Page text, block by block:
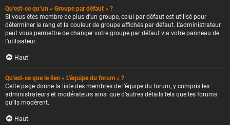
Qu’est-ce qu’un « Groupe par défaut » ?
Si vous êtes membre de plus d’un groupe, celui par défaut est utilisé pour
déterminer le rang et la couleur de groupe affichés par défaut. L’administrateur
peut vous permettre de changer votre groupe par défaut via votre panneau de
l’utilisateur.
Haut
Qu’est-ce que le lien « L’équipe du forum » ?
Cette page donne la liste des membres de l’équipe du forum, y compris les
administrateurs et modérateurs ainsi que d’autres détails tels que les forums
qu’ils modèrent.
Haut